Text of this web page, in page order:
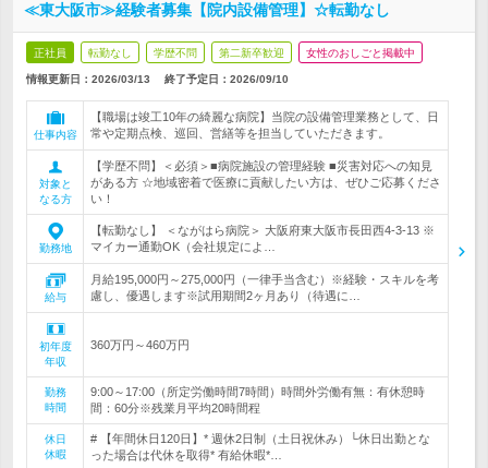
≪東大阪市≫経験者募集【院内設備管理】☆転勤なし
正社員 転勤なし 学歴不問 第二新卒歓迎 女性のおしごと掲載中
情報更新日：2026/03/13 終了予定日： 2026/09/10
仕事内容
【職場は竣工10年の綺麗な病院】当院の設備管理業務として、日
常や定期点検、巡回、営繕等を担当していただきます。
対象と
なる方
【学歴不問】＜必須＞■病院施設の管理経験 ■災害対応への知見
がある方 ☆地域密着で医療に貢献したい方は、ぜひご応募くださ
い！
勤務地
【転勤なし】 ＜ながはら病院＞ 大阪府東大阪市長田西4‐3‐13 ※
マイカー通勤OK（会社規定によ…
給与
月給195,000円～275,000円（一律手当含む）※経験・スキルを考
慮し、優遇します※試用期間2ヶ月あり（待遇に…
初年度
年収
360万円～460万円
勤務
時間
9:00～17:00（所定労働時間7時間）時間外労働有無：有休憩時
間：60分※残業月平均20時間程
休日
休暇
# 【年間休日120日】* 週休2日制（土日祝休み）└休日出勤とな
った場合は代休を取得* 有給休暇*…